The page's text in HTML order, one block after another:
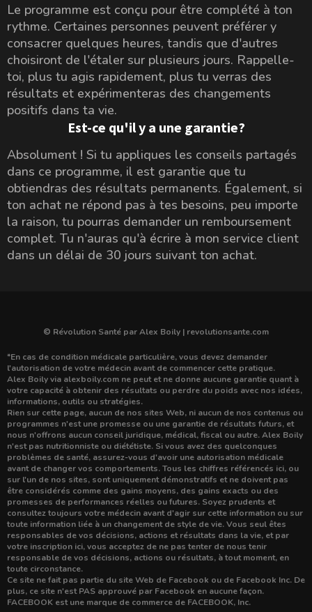
Le programme est conçu pour être complété à ton
rythme. Certaines personnes peuvent préférer y
consacrer quelques heures, tandis que d'autres
choisiront de l'étaler sur plusieurs jours. Rappelle-
toi, plus tu agis rapidement, plus tu verras des
résultats et expérimenteras des changements
positifs dans ta vie.
Est-ce qu'il y a une garantie?
Absolument ! Si tu appliques les conseils partagés
dans ce programme, il est garantie que tu
obtiendras des résultats permanents. Également, si
ton achat ne répond pas à tes besoins, peu importe
la raison, tu pourras demander un remboursement
complet. Tu n'auras qu'à écrire à mon service client
dans un délai de 30 jours suivant ton achat.
© Révolution Santé par Alex Boily | revolutionsante.com
*En cas de condition médicale particulière, vous devez demander
l'autorisation de votre médecin avant de commencer cette pratique.
Alex Boily via alexboily.com ne peut et ne donne aucune garantie quant à
votre capacité à obtenir des résultats ou perdre du poids avec nos idées,
informations, outils ou stratégies.
Rien sur cette page, aucun de nos sites Web, ni aucun de nos contenus ou
programmes n'est une promesse ou une garantie de résultats futurs, et
nous n'offrons aucun conseil juridique, médical, fiscal ou autre. Alex Boily
n'est pas nutritionniste ou diététiste. Si vous avez des quelconques
problèmes de santé, assurez-vous d'avoir une autorisation médicale
avant de changer vos comportements. Tous les chiffres référencés ici, ou
sur l'un de nos sites, sont uniquement démonstratifs et ne doivent pas
être considérés comme des gains moyens, des gains exacts ou des
promesses de performances réelles ou futures. Soyez prudents et
consultez toujours votre médecin avant d'agir sur cette information ou sur
toute information liée à un changement de style de vie. Vous seul êtes
responsables de vos décisions, actions et résultats dans la vie, et par
votre inscription ici, vous acceptez de ne pas tenter de nous tenir
responsable de vos décisions, actions ou résultats, à tout moment, en
toute circonstance.
Ce site ne fait pas partie du site Web de Facebook ou de Facebook Inc. De
plus, ce site n'est PAS approuvé par Facebook en aucune façon.
FACEBOOK est une marque de commerce de FACEBOOK, Inc.